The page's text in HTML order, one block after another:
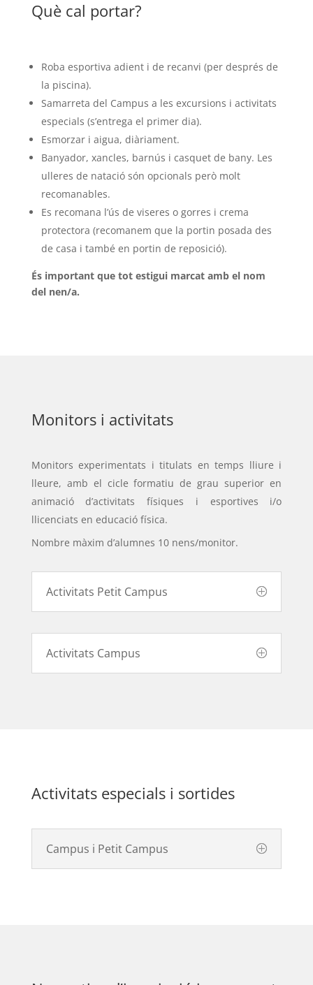
Què cal portar?
Roba esportiva adient i de recanvi (per després de
la piscina).
Samarreta del Campus a les excursions i activitats
especials (s’entrega el primer dia).
Esmorzar i aigua, diàriament.
Banyador, xancles, barnús i casquet de bany. Les
ulleres de natació són opcionals però molt
recomanables.
Es recomana l’ús de viseres o gorres i crema
protectora (recomanem que la portin posada des
de casa i també en portin de reposició).
És important que tot estigui marcat amb el nom
del nen/a.
Monitors i activitats
Monitors experimentats i titulats en temps lliure i
lleure, amb el cicle formatiu de grau superior en
animació d’activitats físiques i esportives i/o
llicenciats en educació física.
Nombre màxim d’alumnes 10 nens/monitor.
Activitats Petit Campus
Activitats Campus
Activitats especials i sortides
Campus i Petit Campus